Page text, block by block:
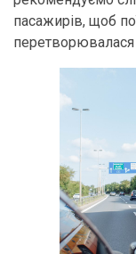
пасажирів, щоб
перетворювалася